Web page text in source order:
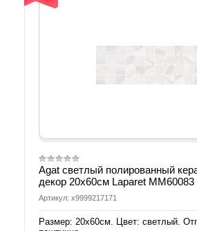
Agat светлый полированный
декор 20х60см Laparet MM60083
Артикул: х9999217171
Размер: 20х60см. Цвет: светлый.